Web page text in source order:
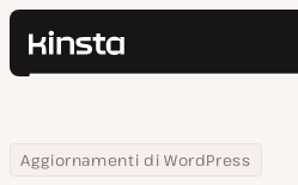
Kinsta®
Prezzi
Cerca
Home
Centro Risorse
Blog
Aggiornamenti di WordPress
Le Novità di WordPress 6.2: